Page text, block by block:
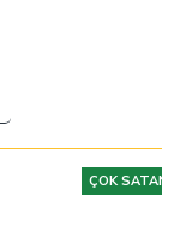
ÇOK SATAN